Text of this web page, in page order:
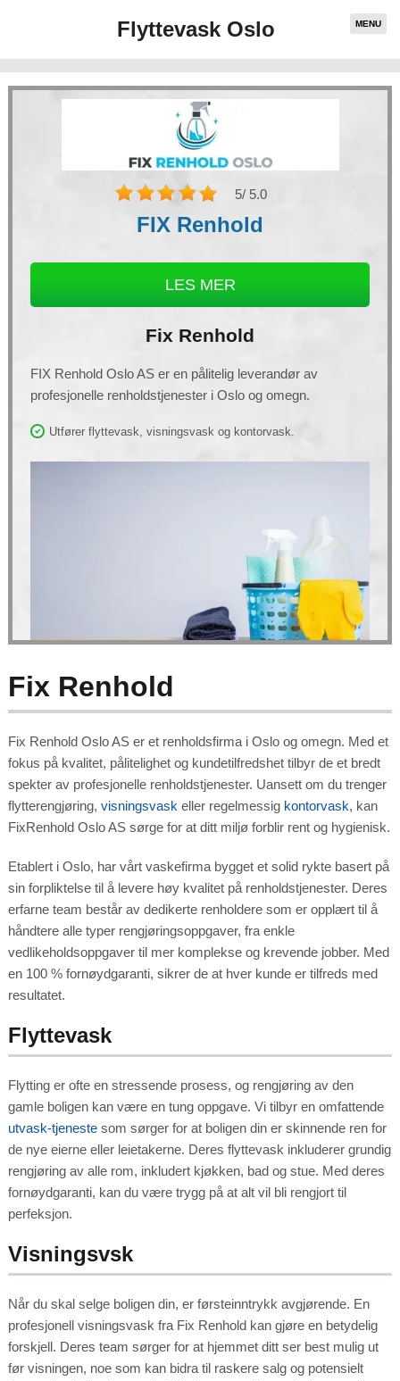
MENU
Flyttevask Oslo
5/ 5.0
FIX Renhold
LES MER
Fix Renhold
FIX Renhold Oslo AS er en pålitelig leverandør av
profesjonelle renholdstjenester i Oslo og omegn.
Utfører flyttevask, visningsvask og kontorvask.
Fix Renhold
Fix Renhold Oslo AS er et renholdsfirma i Oslo og omegn. Med et
fokus på kvalitet, pålitelighet og kundetilfredshet tilbyr de et bredt
spekter av profesjonelle renholdstjenester. Uansett om du trenger
flytterengjøring, visningsvask eller regelmessig kontorvask, kan
FixRenhold Oslo AS sørge for at ditt miljø forblir rent og hygienisk.
Etablert i Oslo, har vårt vaskefirma bygget et solid rykte basert på
sin forpliktelse til å levere høy kvalitet på renholdstjenester. Deres
erfarne team består av dedikerte renholdere som er opplært til å
håndtere alle typer rengjøringsoppgaver, fra enkle
vedlikeholdsoppgaver til mer komplekse og krevende jobber. Med
en 100 % fornøydgaranti, sikrer de at hver kunde er tilfreds med
resultatet.
Flyttevask
Flytting er ofte en stressende prosess, og rengjøring av den
gamle boligen kan være en tung oppgave. Vi tilbyr en omfattende
utvask-tjenestesom sørger for at boligen din er skinnende ren for
de nye eierne eller leietakerne. Deres flyttevask inkluderer grundig
rengjøring av alle rom, inkludert kjøkken, bad og stue. Med deres
fornøydgaranti, kan du være trygg på at alt vil bli rengjort til
perfeksjon.
Visningsvsk
Når du skal selge boligen din, er førsteinntrykk avgjørende. En
profesjonell visningsvask fra Fix Renhold kan gjøre en betydelig
forskjell. Deres team sørger for at hjemmet ditt ser best mulig ut
før visningen, noe som kan bidra til raskere salg og potensielt